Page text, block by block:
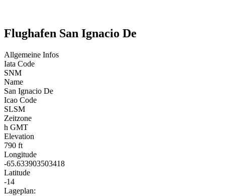
Flughafen San Ignacio De
Allgemeine Infos
Iata Code
SNM
Name
San Ignacio De
Icao Code
SLSM
Zeitzone
h GMT
Elevation
790 ft
Longitude
-65.633903503418
Latitude
-14
Lageplan: